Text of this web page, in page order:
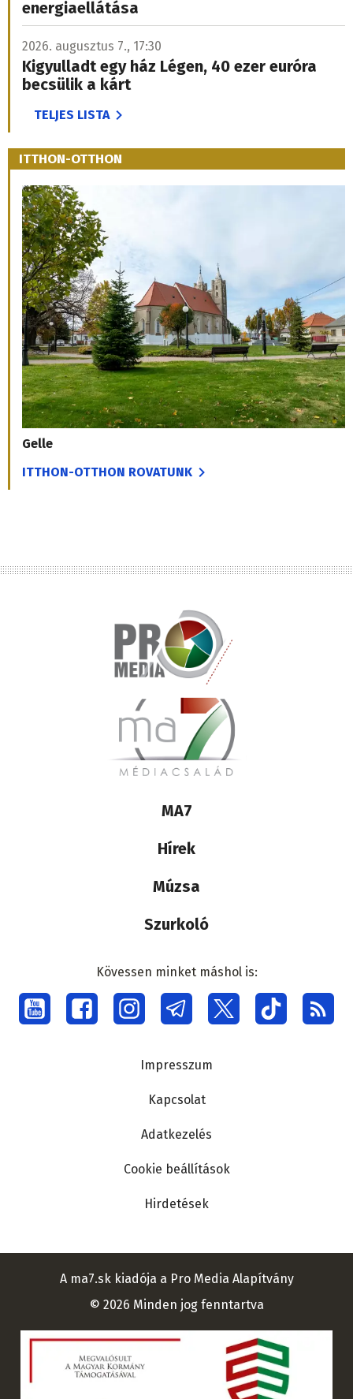
energiaellátása
2026. augusztus 7., 17:30
Kigyulladt egy ház Légen, 40 ezer euróra
becsülik a kárt
TELJES LISTA
ITTHON-OTTHON
Gelle
ITTHON-OTTHON ROVATUNK
Lábléc
médiacsalád
MA7
Hírek
Múzsa
Szurkoló
Social
menu
Kövessen minket máshol is:
Impresszum
Kapcsolat
Adatkezelés
Cookie beállítások
Hirdetések
A ma7.sk kiadója a Pro Media Alapítvány
© 2026 Minden jog fenntartva